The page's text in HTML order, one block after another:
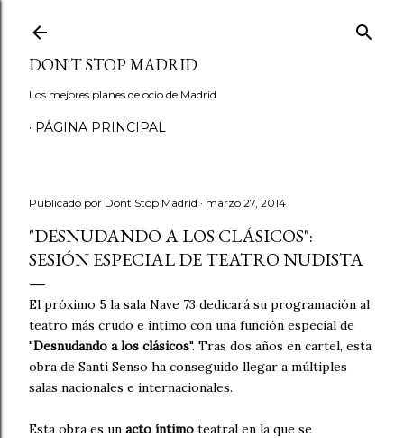
DON'T STOP MADRID
Los mejores planes de ocio de Madrid
PÁGINA PRINCIPAL
Publicado por Dont Stop Madrid marzo 27, 2014
"DESNUDANDO A LOS CLÁSICOS":
SESIÓN ESPECIAL DE TEATRO NUDISTA
El próximo 5 la sala Nave 73 dedicará su programación al
teatro más crudo e intimo con una función especial de
"Desnudando a los clásicos". Tras dos años en cartel, esta
obra de Santi Senso ha conseguido llegar a múltiples
salas nacionales e internacionales.
Esta obra es un acto íntimo teatral en la que se